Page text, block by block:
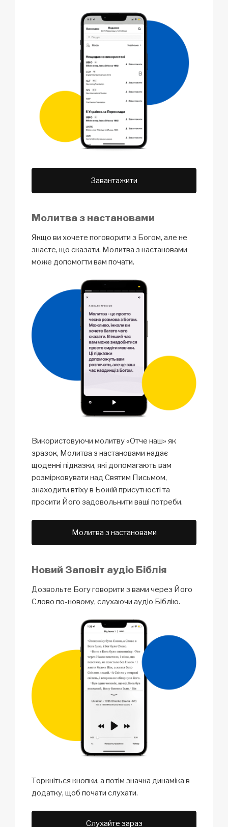
Завантажити
Молитва з настановами
Якщо ви хочете поговорити з Богом, але не
знаєте, що сказати, Молитва з настановами
може допомогти вам почати.
Використовуючи молитву «Отче наш» як
зразок, Молитва з настановами надає
щоденні підказки, які допомагають вам
розмірковувати над Святим Письмом,
знаходити втіху в Божій присутності та
просити Його задовольнити ваші потреби.
Молитва з настановами
Новий Заповіт аудіо Біблія
Дозвольте Богу говорити з вами через Його
Слово по-новому, слухаючи аудіо Біблію.
Торкніться кнопки, а потім значка динаміка в
додатку, щоб почати слухати.
Слухайте зараз